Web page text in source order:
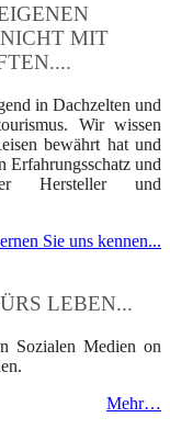
MIT
in Dachzelten und
Wir wissen
bewährt hat und
Erfahrungsschatz und
Hersteller und
Sie uns kennen...
LEBEN...
Sozialen Medien on
Mehr…